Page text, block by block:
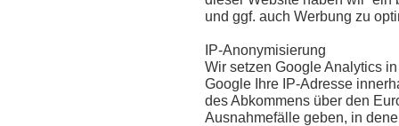
und ggf. auch Werbung zu
IP-Anonymisierung
Wir setzen Google Analytics
Google Ihre IP-Adresse
des Abkommens über den
Ausnahmefälle geben, in